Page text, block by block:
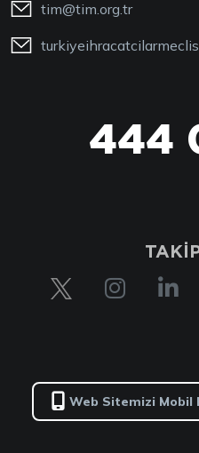
tim@tim.org.tr
444
Web Sitemizi Mobil